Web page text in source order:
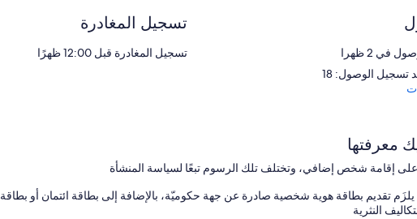
في 2 ظهرا
تسجيل الوصول: 18
تسجيل المغادرة
تسجيل المغادرة قبل 12:00 ظهرًا
معرفتها
إقامة شخص إضافي، وتختلف تلك الرسوم تبعًا لسياسة المنشأة
تقديم بطاقة هوية شخصية صادرة عن جهة حكوميّة، بالإضافة إلى بطاقة ائتمان أو
النثرية